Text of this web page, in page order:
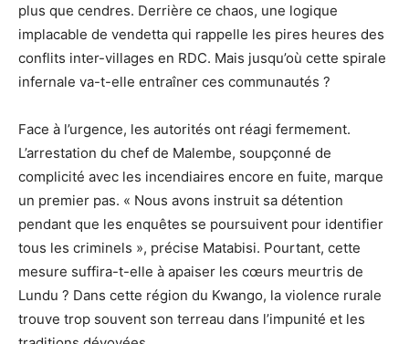
plus que cendres. Derrière ce chaos, une logique
implacable de vendetta qui rappelle les pires heures des
conflits inter-villages en RDC. Mais jusqu’où cette spirale
infernale va-t-elle entraîner ces communautés ?
Face à l’urgence, les autorités ont réagi fermement.
L’arrestation du chef de Malembe, soupçonné de
complicité avec les incendiaires encore en fuite, marque
un premier pas. « Nous avons instruit sa détention
pendant que les enquêtes se poursuivent pour identifier
tous les criminels », précise Matabisi. Pourtant, cette
mesure suffira-t-elle à apaiser les cœurs meurtris de
Lundu ? Dans cette région du Kwango, la violence rurale
trouve trop souvent son terreau dans l’impunité et les